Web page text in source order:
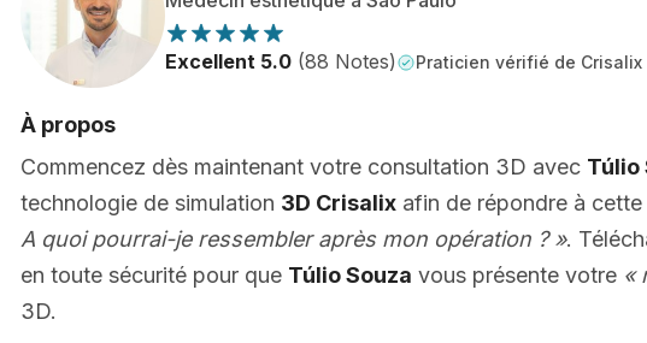
Excellent 5.0 (88 Notes) Praticien vérifié de Crisalix
À propos
Commencez dès maintenant votre consultation 3D avec Túlio
technologie de simulation 3D Crisalix afin de répondre à
A quoi pourrai-je ressembler après mon opération ? ».
en toute sécurité pour que Túlio Souza vous présente votre «
3D.